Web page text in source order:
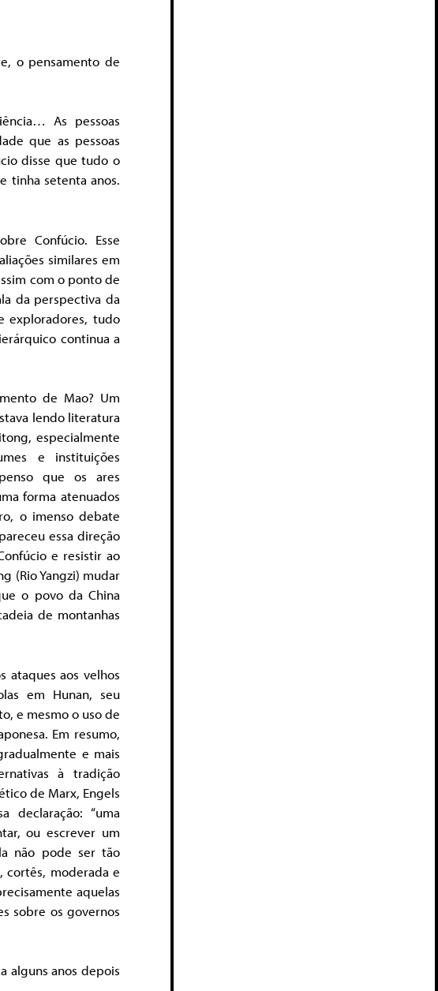
o pensamento de
As pessoas
que as pessoas
disse que tudo o
tinha setenta anos.
Confúcio. Esse
similares em
com o ponto de
da perspectiva da
exploradores, tudo
continua a
de Mao? Um
lendo literatura
especialmente
e instituições
que os ares
forma atenuados
o imenso debate
essa direção
e resistir ao
(Rio Yangzi) mudar
o povo da China
de montanhas
ataques aos velhos
em Hunan, seu
e mesmo o uso de
Em resumo,
e mais
à tradição
de Marx, Engels
declaração: “uma
ou escrever um
não pode ser tão
cortês, moderada e
aquelas
sobre os governos
alguns anos depois